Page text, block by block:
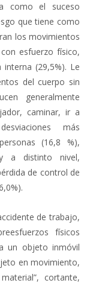
como el suceso
que tiene como
los movimientos
esfuerzo físico,
(29,5%). Le
del cuerpo sin
generalmente
caminar, ir a
más
(16,8 %),
a distinto nivel,
de control de
de trabajo,
físicos
un objeto inmóvil
en movimiento,
cortante,